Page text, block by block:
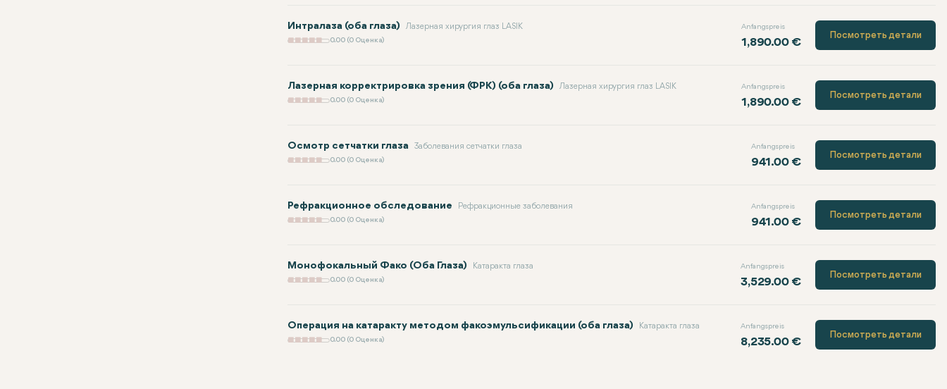
Интралаза (оба глаза) Лазерная хирургия глаз LASIK
0.00 (0 Оценка)
Anfangspreis
1,890.00 €
Посмотреть детали
Лазерная корректрировка зрения (ФРК) (оба глаза) Лазерная хирургия глаз LASIK
0.00 (0 Оценка)
Anfangspreis
1,890.00 €
Посмотреть детали
Осмотр сетчатки глаза Заболевания сетчатки глаза
0.00 (0 Оценка)
Anfangspreis
941.00 €
Посмотреть детали
Рефракционное обследование Рефракционные заболевания
0.00 (0 Оценка)
Anfangspreis
941.00 €
Посмотреть детали
Монофокальный Фако (Оба Глаза) Катаракта глаза
0.00 (0 Оценка)
Anfangspreis
3,529.00 €
Посмотреть детали
Операция на катаракту методом факоэмульсификации (оба глаза) Катаракта глаза
0.00 (0 Оценка)
Anfangspreis
8,235.00 €
Посмотреть детали